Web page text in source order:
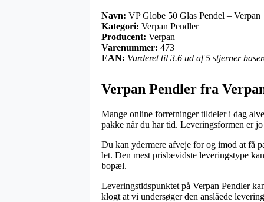
Navn: VP Globe 50 Glas Pendel – Verpan
Kategori: Verpan Pendler
Producent: Verpan
Varenummer: 473
EAN: Vurderet til 3.6 ud af 5 stjerner
Verpan Pendler fra
Mange online forretninger tildeler i dag
pakke når du har tid. Leveringsformen er
Du kan ydermere afveje for og imod at få
let. Den mest prisbevidste leveringstype
bopæl.
Leveringstidspunktet på Verpan Pendler
klogt at vi undersøger den anslåede